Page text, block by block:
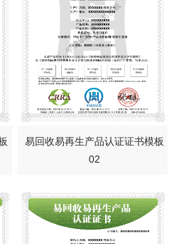
易回收易再生产品认证证书模板
02